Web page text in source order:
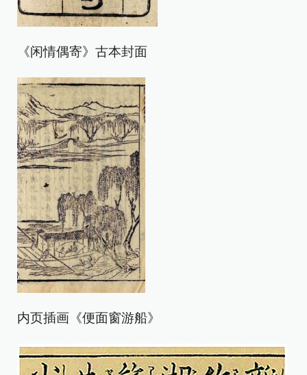
《闲情偶寄》古本封面
内页插画《便面窗游船》